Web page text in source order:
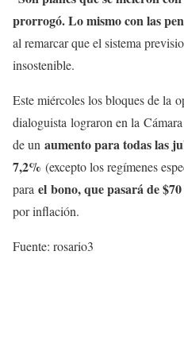
prorrogó. Lo mismo con las
al remarcar que el sistema
insostenible.
Este miércoles los bloques de la
dialoguista lograron en la
de un aumento para todas las
7,2% (excepto los regímenes
para el bono, que pasará de
por inflación.
Fuente: rosario3